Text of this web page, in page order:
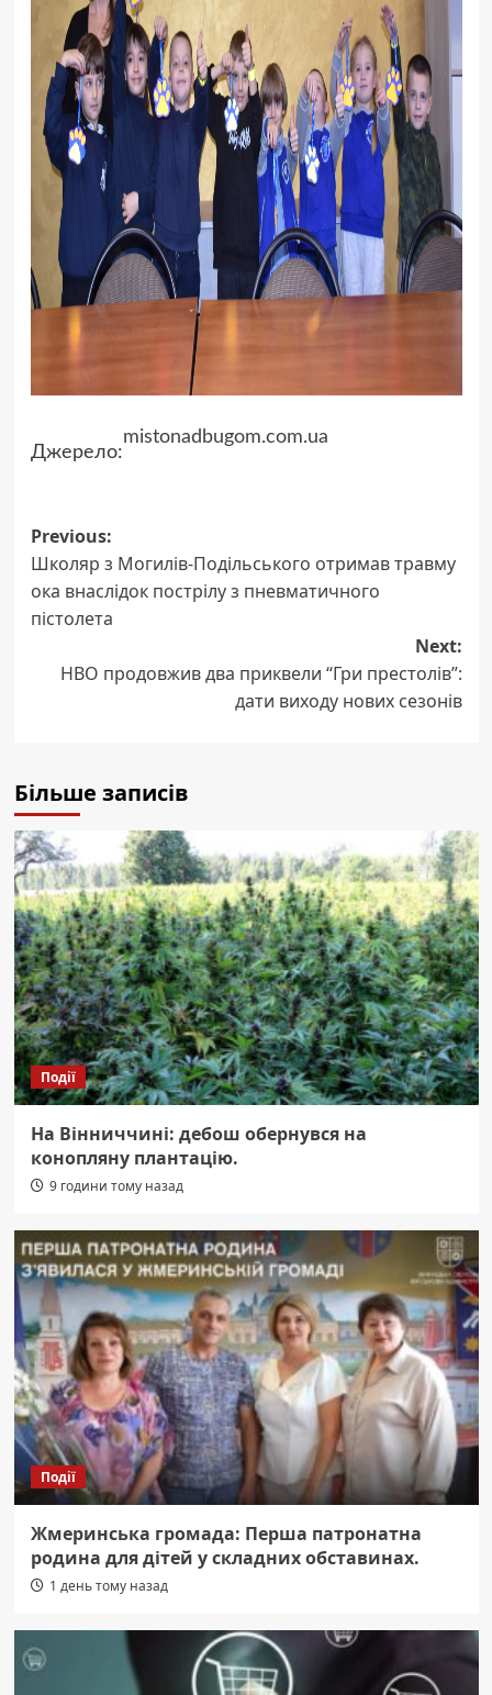
Джерело:
mistonadbugom.com.ua
Post
navigation
Previous:
Школяр з Могилів-Подільського отримав травму
ока внаслідок пострілу з пневматичного
пістолета
Next:
HBO продовжив два приквели “Гри престолів”:
дати виходу нових сезонів
Більше записів
Події
На Вінниччині: дебош обернувся на
конопляну плантацію.
9 години тому назад
Події
Жмеринська громада: Перша патронатна
родина для дітей у складних обставинах.
1 день тому назад